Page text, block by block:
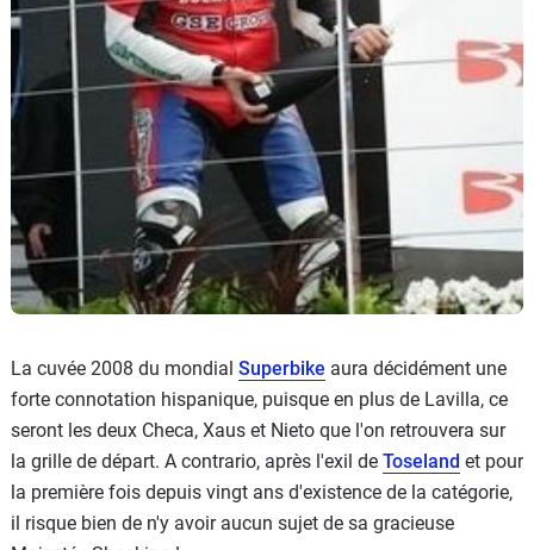
La cuvée 2008 du mondial Superbike aura décidément une
forte connotation hispanique, puisque en plus de Lavilla, ce
seront les deux Checa, Xaus et Nieto que l'on retrouvera sur
la grille de départ. A contrario, après l'exil de Toseland et pour
la première fois depuis vingt ans d'existence de la catégorie,
il risque bien de n'y avoir aucun sujet de sa gracieuse